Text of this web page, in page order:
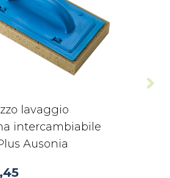
lavaggio
intercambiabile
Ausonia
,45